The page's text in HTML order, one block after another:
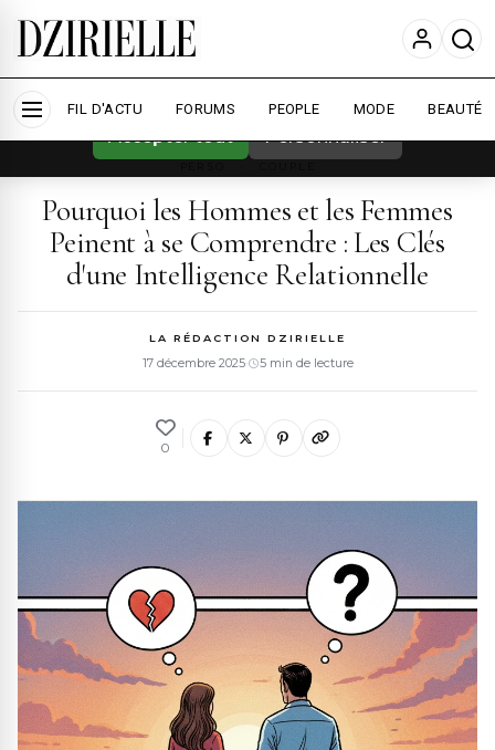
Nous utilisons des cookies pour améliorer
votre expérience et mesurer l'audience. En
Accepter tout Personnaliser
FIL D'ACTU FORUMS PEOPLE MODE BEAUTÉ
Pourquoi les Hommes et les Femmes
Peinent à se Comprendre : Les Clés
d'une Intelligence Relationnelle
LA RÉDACTION DZIRIELLE
17 décembre 2025· 5 min de lecture
0